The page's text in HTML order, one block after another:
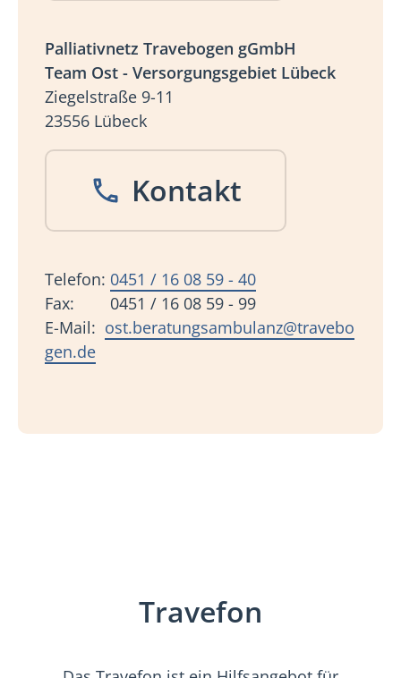
Palliativnetz Travebogen gGmbH
Team Ost - Versorgungsgebiet Lübeck
Ziegelstraße 9-11
23556 Lübeck
Kontakt
Telefon: 0451 / 16 08 59 - 40
Fax: 0451 / 16 08 59 - 99
E-Mail: ost.beratungsambulanz@travebo
gen.de
Travefon